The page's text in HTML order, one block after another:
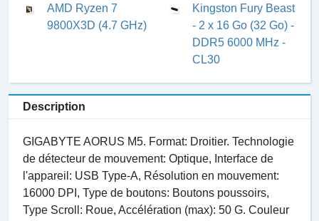
AMD Ryzen 7
9800X3D (4.7 GHz)
Kingston Fury Beast
- 2 x 16 Go (32 Go) -
DDR5 6000 MHz -
CL30
Description
GIGABYTE AORUS M5. Format: Droitier. Technologie
de détecteur de mouvement: Optique, Interface de
l'appareil: USB Type-A, Résolution en mouvement:
16000 DPI, Type de boutons: Boutons poussoirs,
Type Scroll: Roue, Accélération (max): 50 G. Couleur